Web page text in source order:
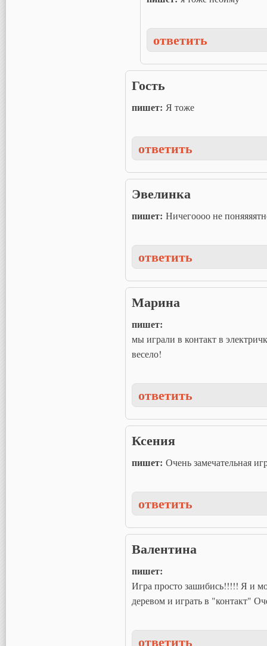
ответить
Гость
пишет: Я тоже
ответить
Эвелинка
пишет: Ничегоооо не
ответить
Марина
пишет:
мы играли в контакт в
весело!
ответить
Ксения
пишет: Очень замечательная
ответить
Валентина
пишет:
Игра просто зашибись!!!!! Я и
деревом и играть в "контакт"
ответить